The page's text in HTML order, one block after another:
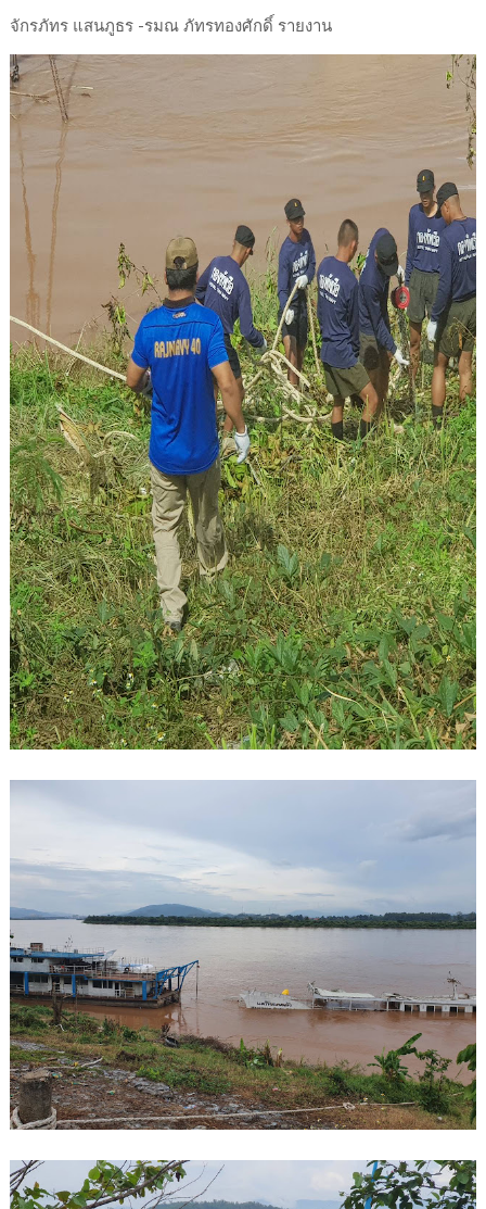
จักรภัทร แสนภูธร -รมณ ภัทรทองศักดิ์ รายงาน